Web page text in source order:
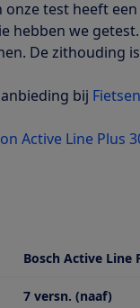
test heeft
hebben we
De zithouding
bij
Active Line Plus
& type
Bosch Active Line
7 versn. (naaf)